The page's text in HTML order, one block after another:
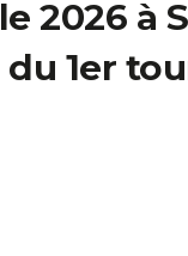
2026 à
du 1er